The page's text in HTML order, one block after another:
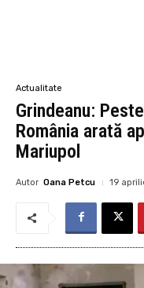
Actualitate
Grindeanu:
România arată
Mariupol
Autor Oana Petcu 19